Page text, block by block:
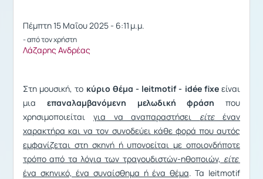
Πέμπτη 15 Μαΐου 2025 - 6:11 μ.μ.
- από τον χρήστη
Λάζαρης Ανδρέας
Στη μουσική, το κύριο θέμα - leitmotif - idée fixeείναι
μια επαναλαμβανόμενη μελωδική φράση που
χρησιμοποιείται για να αναπαραστήσει είτεέναν
χαρακτήρα και να τον συνοδεύει κάθε φορά που αυτός
εμφανίζεται στη σκηνή ή υπονοείται με οποιονδήποτε
τρόπο από τα λόγια των τραγουδιστών-ηθοποιών, είτε
ένα σκηνικό, ένα συναίσθημα ή ένα θέμα. Τα leitmotif